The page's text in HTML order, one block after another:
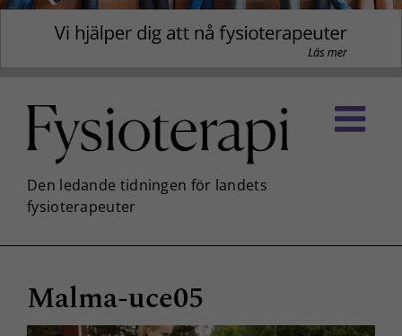
innehållet
Malma-uce05